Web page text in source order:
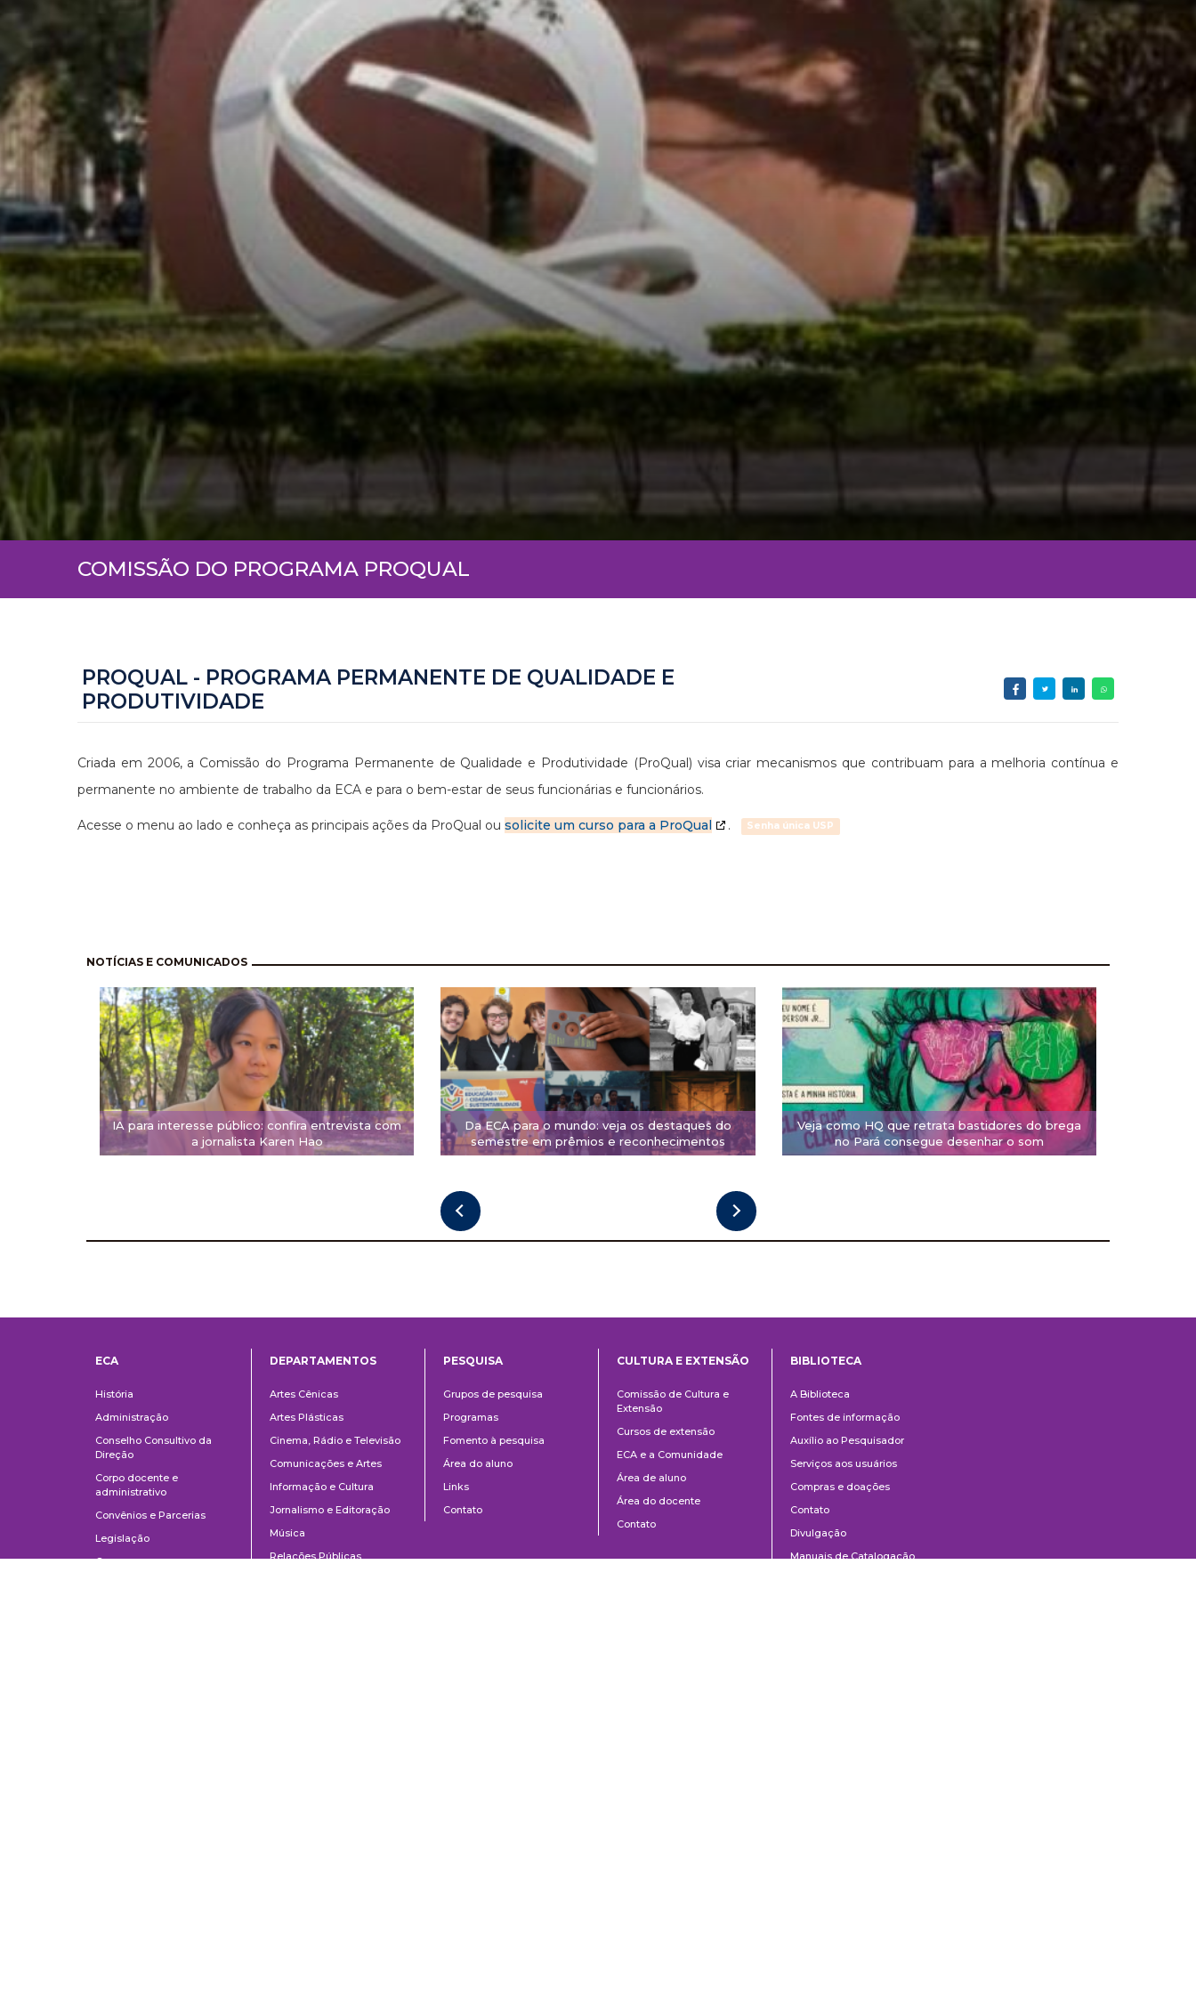
COMISSÃO DO PROGRAMA PROQUAL
PROQUAL - PROGRAMA PERMANENTE DE QUALIDADE E
PRODUTIVIDADE
Criada em 2006, a Comissão do Programa Permanente de Qualidade e Produtividade (ProQual) visa criar mecanismos que contribuam para a melhoria contínua e
permanente no ambiente de trabalho da ECA e para o bem-estar de seus funcionárias e funcionários.
Acesse o menu ao lado e conheça as principais ações da ProQual ou solicite um curso para a ProQual . Senha única USP
NOTÍCIAS E COMUNICADOS
IA para interesse público: confira entrevista com
a jornalista Karen Hao
Da ECA para o mundo: veja os destaques do
semestre em prêmios e reconhecimentos
Veja como HQ que retrata bastidores do brega
no Pará consegue desenhar o som
Pagination
ECA
História
Administração
Conselho Consultivo da
Direção
Corpo docente e
administrativo
Convênios e Parcerias
Legislação
Concursos
DEPARTAMENTOS
Artes Cênicas
Artes Plásticas
Cinema, Rádio e Televisão
Comunicações e Artes
Informação e Cultura
Jornalismo e Editoração
Música
Relações Públicas,
PESQUISA
Grupos de pesquisa
Programas
Fomento à pesquisa
Área do aluno
Links
Contato
e
Extensão
CULTURA E EXTENSÃO
Comissão de Cultura e
Extensão
Cursos de extensão
ECA e a Comunidade
Área de aluno
Área do docente
Contato
BIBLIOTECA
A Biblioteca
Fontes de informação
Auxílio ao Pesquisador
Serviços aos usuários
Compras e doações
Contato
Divulgação
Manuais de Catalogação